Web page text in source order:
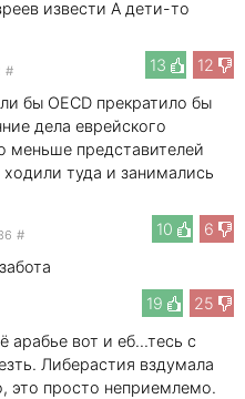
извести А дети-то
13
12
#
бы OECD прекратилo бы
дела еврейского
меньше представителей
туда и занимались
10
6
#
19
25
арабье вот и еб...тесь с
Либерастия вздумала
это просто неприемлемо.